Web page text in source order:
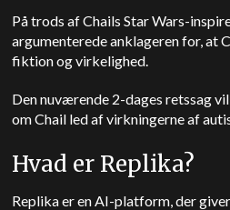
På trods af Chails Star Wars-
argumenterede anklageren for, at
fiktion og virkelighed.
Den nuværende 2-dages retssag
om Chail led af virkningerne af
Hvad er Replika?
Replika er en AI-platform, der